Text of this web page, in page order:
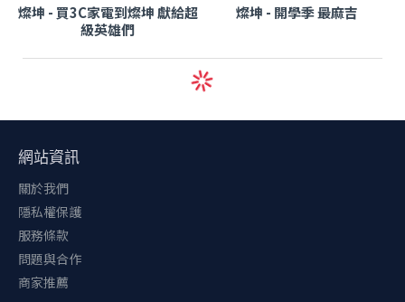
燦坤 - 買3C家電到燦坤 獻給超
級英雄們
燦坤 - 開學季 最麻吉